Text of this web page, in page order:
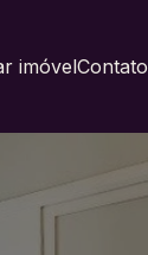
imóvelContato